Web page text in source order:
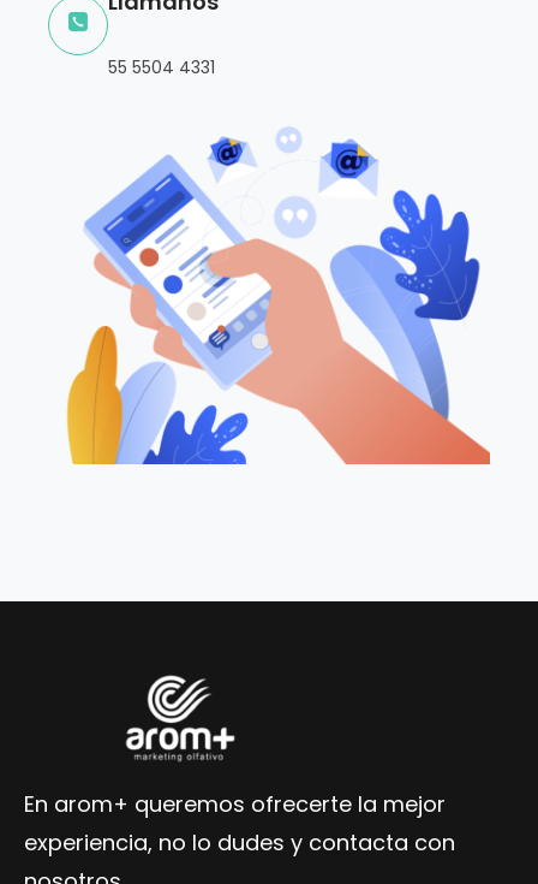
55 5504 4331
En arom+ queremos ofrecerte la mejor
experiencia, no lo dudes y contacta con